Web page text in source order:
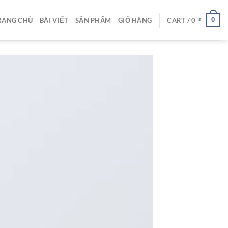
CHỦ BÀI VIẾT SẢN PHẨM GIỎ HÀNG CART /0 ₫ 0